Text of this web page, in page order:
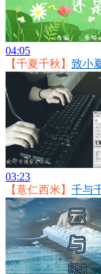
04:05
【千夏千秋】 致小
03:23
【薏仁西米】 千与